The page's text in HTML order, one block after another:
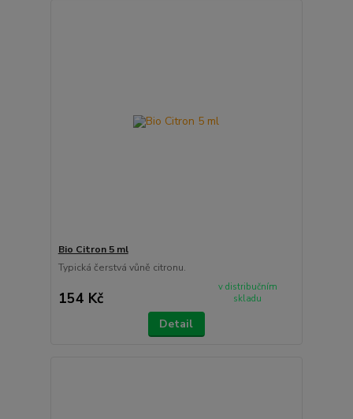
Bio Citron 5 ml
Typická čerstvá vůně citronu.
154 Kč
v distribučním
skladu
Detail